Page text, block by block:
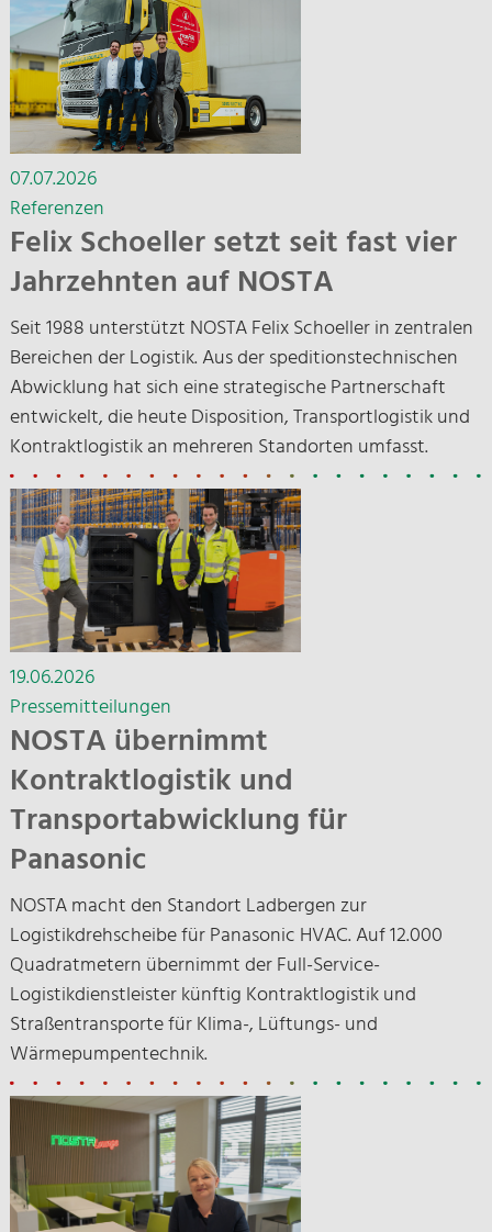
07.07.2026
Referenzen
Felix Schoeller setzt seit fast vier
Jahrzehnten auf NOSTA
Seit 1988 unterstützt NOSTA Felix Schoeller in zentralen
Bereichen der Logistik. Aus der speditionstechnischen
Abwicklung hat sich eine strategische Partnerschaft
entwickelt, die heute Disposition, Transportlogistik und
Kontraktlogistik an mehreren Standorten umfasst.
19.06.2026
Pressemitteilungen
NOSTA übernimmt
Kontraktlogistik und
Transportabwicklung für
Panasonic
NOSTA macht den Standort Ladbergen zur
Logistikdrehscheibe für Panasonic HVAC. Auf 12.000
Quadratmetern übernimmt der Full-Service-
Logistikdienstleister künftig Kontraktlogistik und
Straßentransporte für Klima-, Lüftungs- und
Wärmepumpentechnik.